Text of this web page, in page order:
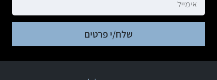
שלח/י פרטים